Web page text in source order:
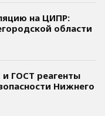
на ЦИПР:
области
ГОСТ реагенты
Нижнего